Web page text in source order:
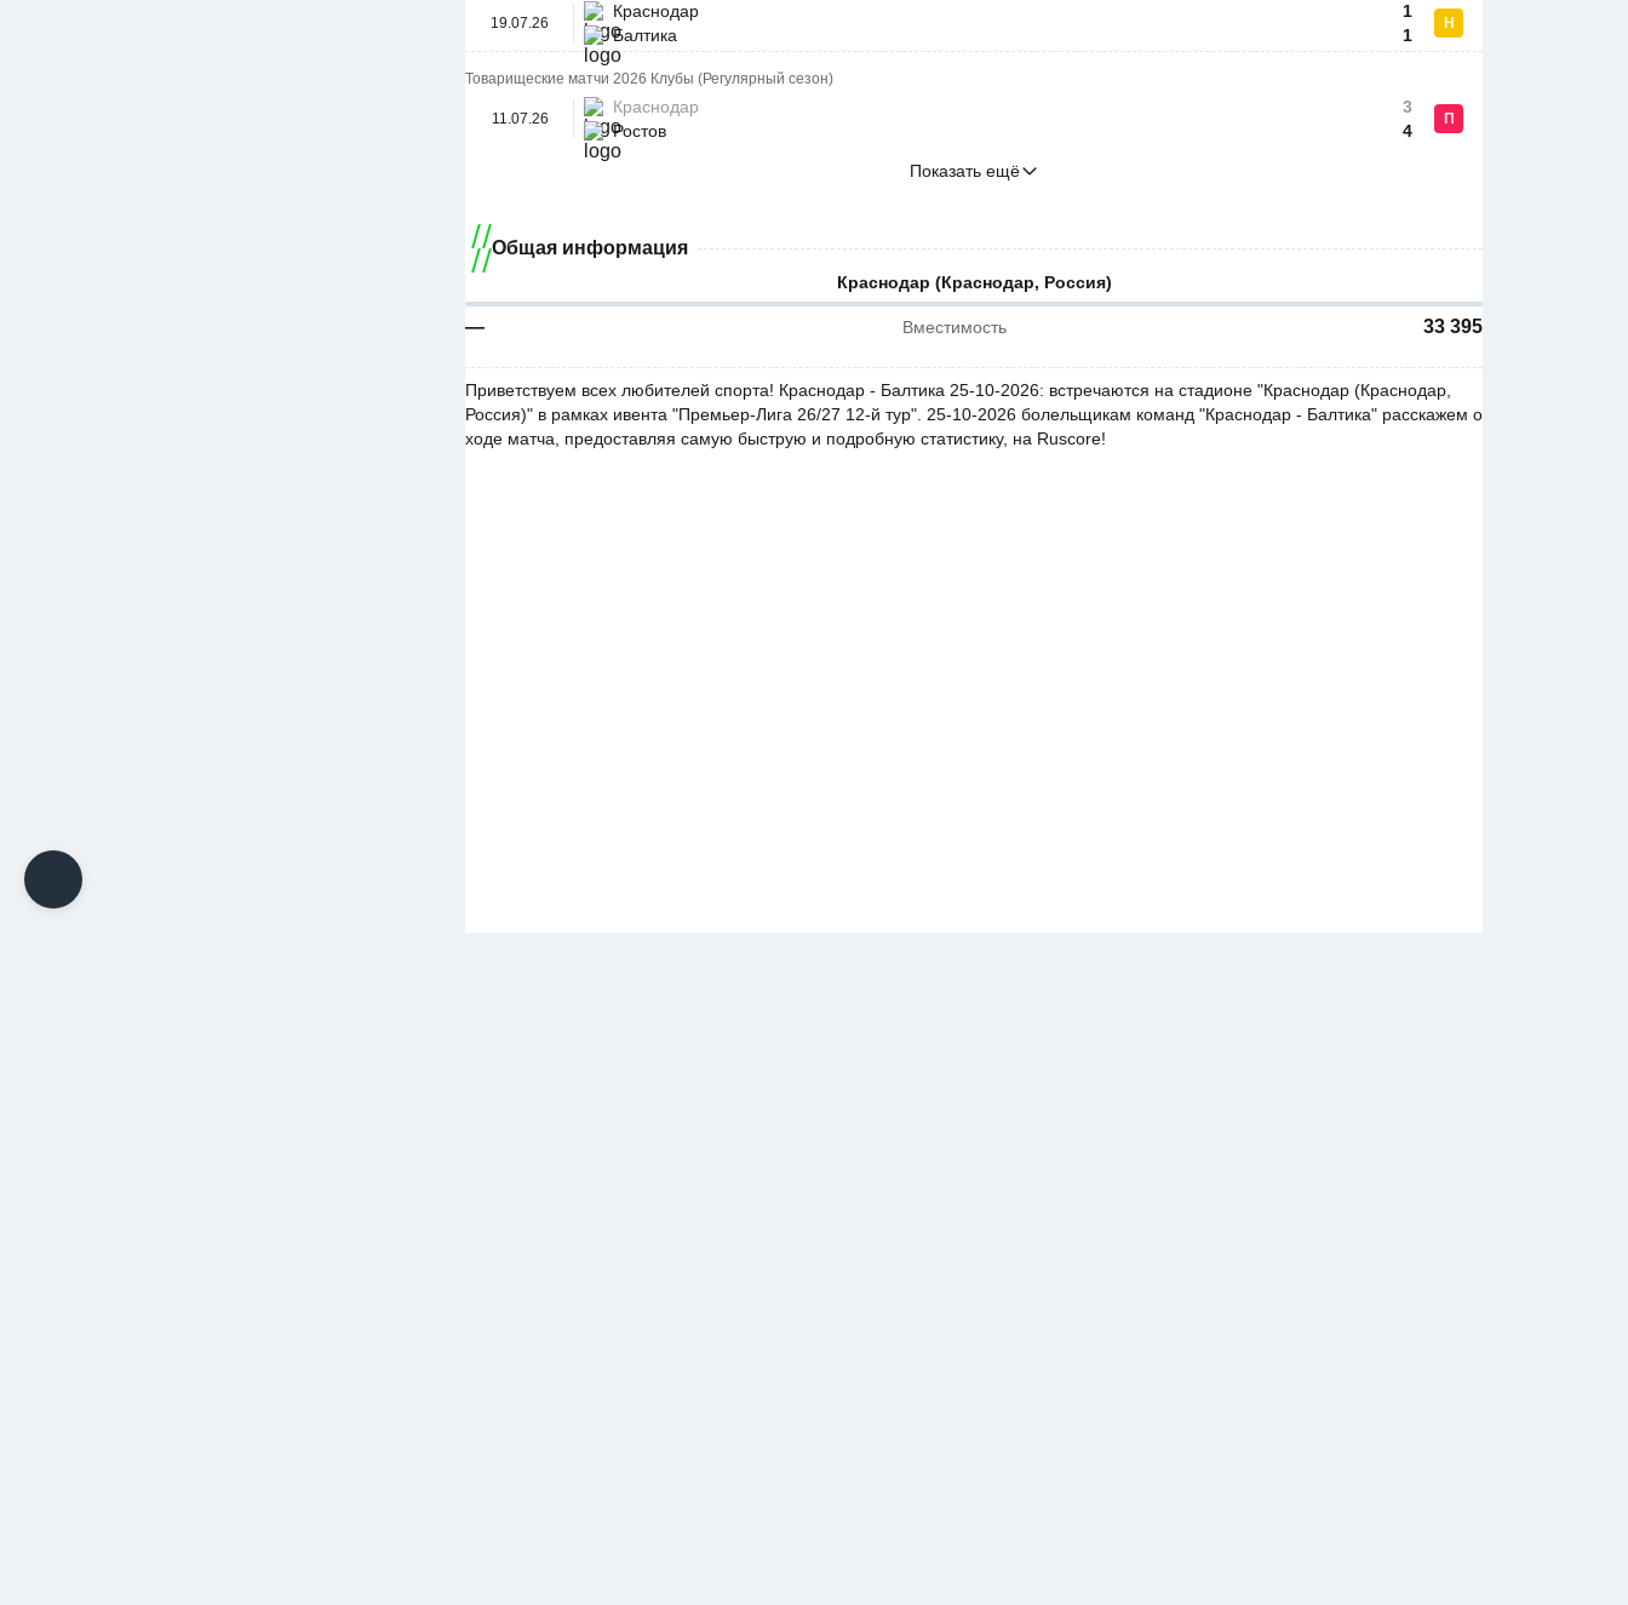
19.07.26
Краснодар
Балтика
1
1
Н
Товарищеские матчи 2026 Клубы (Регулярный сезон)
11.07.26
Краснодар
Ростов
3
4
П
Показать ещё
Общая информация
Краснодар (Краснодар, Россия)
— Вместимость 33 395
Приветствуем всех любителей спорта! Краснодар - Балтика 25-10-2026: встречаются на стадионе "Краснодар (Краснодар,
Россия)" в рамках ивента "Премьер-Лига 26/27 12-й тур". 25-10-2026 болельщикам команд "Краснодар - Балтика" расскажем о
ходе матча, предоставляя самую быструю и подробную статистику, на Ruscore!